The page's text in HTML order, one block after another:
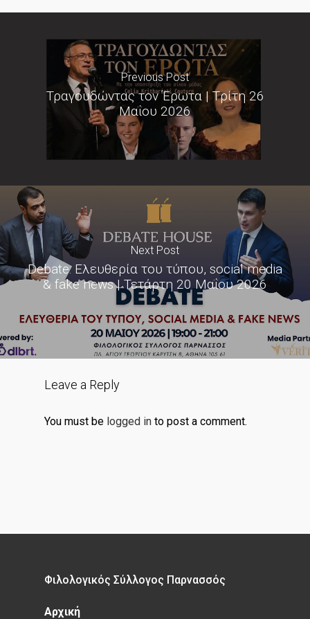
Previous Post
Τραγουδώντας τον Έρωτα | Tρίτη 26
Μαΐου 2026
Next Post
Debate: Ελευθερία του τύπου, social media
& fake news | Τετάρτη 20 Μαΐου 2026
Leave a Reply
You must be logged in to post a comment.
Φιλολογικός Σύλλογος Παρνασσός
Αρχική